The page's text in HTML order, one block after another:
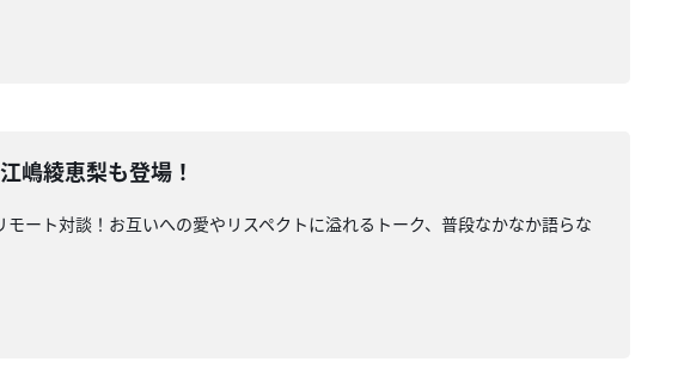
嶋綾恵梨も登場！
ート対談！お互いへの愛やリスペクトに溢れるトーク、普段なかなか語らな